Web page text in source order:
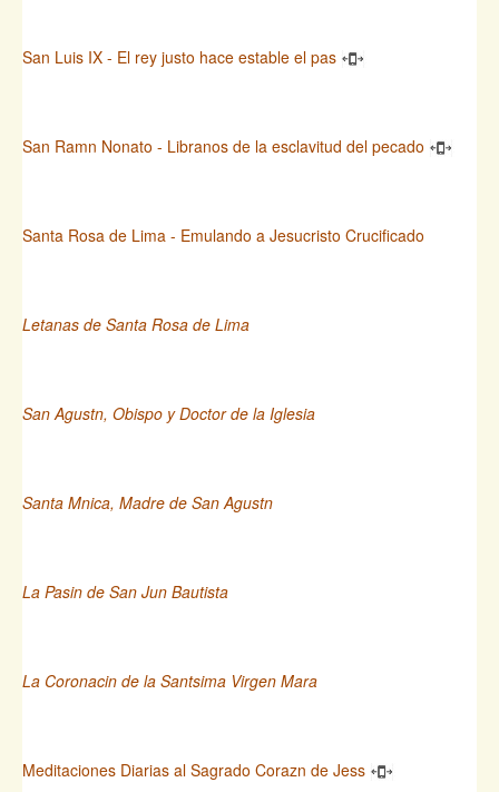
San Luis IX - El rey justo hace estable el pas
San Ramn Nonato - Libranos de la esclavitud del pecado
Santa Rosa de Lima - Emulando a Jesucristo Crucificado
Letanas de Santa Rosa de Lima
San Agustn, Obispo y Doctor de la Iglesia
Santa Mnica, Madre de San Agustn
La Pasin de San Jun Bautista
La Coronacin de la Santsima Virgen Mara
Meditaciones Diarias al Sagrado Corazn de Jess